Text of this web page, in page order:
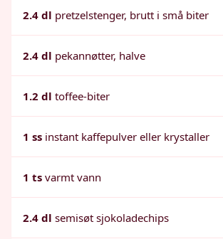
2.4 dl pretzelstenger, brutt i små biter
2.4 dl pekannøtter, halve
1.2 dl toffee-biter
1 ss instant kaffepulver eller krystaller
1 ts varmt vann
2.4 dl semisøt sjokoladechips